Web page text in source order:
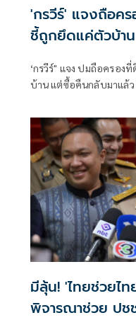
'กรวีร์' แจงถือค
ชี้ถูกยึดแค่ตัวบ้า
‘กรวีร์" แจง ปมถือครอง
บ้าน แต่ซื้อคืนกลับมาแล้
แยกแยะ เหตุไปฐานะปธ.
มีลุ้น! 'ไทยช่วยไ
พิจารณาช่วย ปช